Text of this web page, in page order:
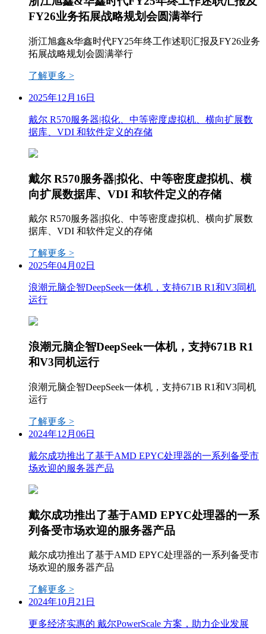
FY26业务拓展战略规划会圆满举行
浙江旭鑫&华鑫时代FY25年终工作述职汇报及FY26业务
拓展战略规划会圆满举行
了解更多 >
2025年12月16日
戴尔 R570服务器|拟化、中等密度虚拟机、横向扩展数
据库、VDI 和软件定义的存储
戴尔 R570服务器|拟化、中等密度虚拟机、横
向扩展数据库、VDI 和软件定义的存储
戴尔 R570服务器|拟化、中等密度虚拟机、横向扩展数
据库、VDI 和软件定义的存储
了解更多 >
2025年04月02日
浪潮元脑企智DeepSeek一体机，支持671B R1和V3同机
运行
浪潮元脑企智DeepSeek一体机，支持671B R1
和V3同机运行
浪潮元脑企智DeepSeek一体机，支持671B R1和V3同机
运行
了解更多 >
2024年12月06日
戴尔成功推出了基于AMD EPYC处理器的一系列备受市
场欢迎的服务器产品
戴尔成功推出了基于AMD EPYC处理器的一系
列备受市场欢迎的服务器产品
戴尔成功推出了基于AMD EPYC处理器的一系列备受市
场欢迎的服务器产品
了解更多 >
2024年10月21日
更多经济实惠的 戴尔PowerScale 方案，助力企业发展